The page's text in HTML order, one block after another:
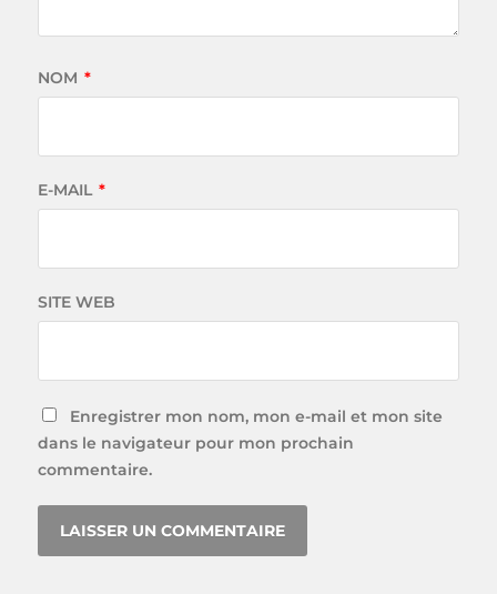
NOM *
E-MAIL *
SITE WEB
Enregistrer mon nom, mon e-mail et mon site
dans le navigateur pour mon prochain
commentaire.